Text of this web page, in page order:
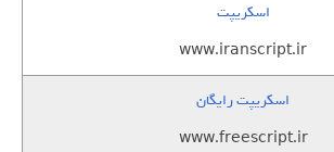
اسکریپت
www.iranscript.ir
اسکریپت رایگان
www.freescript.ir